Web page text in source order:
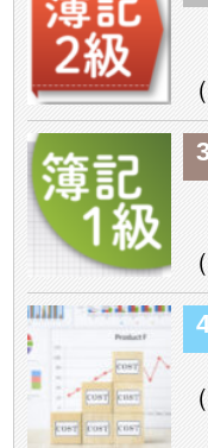
（
（
（